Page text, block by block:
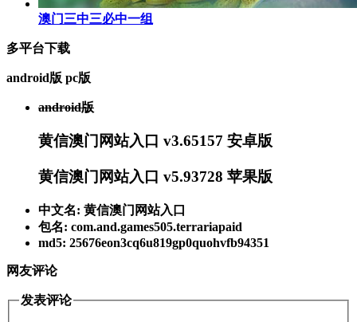
澳门三中三必中一组
多平台下载
android版 pc版
android版
黄信澳门网站入口 v3.65157 安卓版
黄信澳门网站入口 v5.93728 苹果版
中文名: 黄信澳门网站入口
包名: com.and.games505.terrariapaid
md5: 25676eon3cq6u819gp0quohvfb94351
网友评论
发表评论